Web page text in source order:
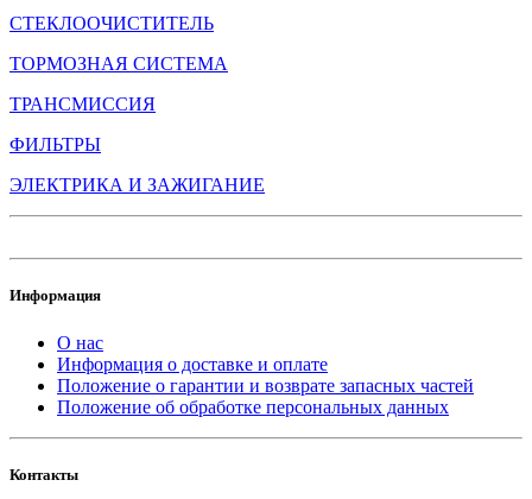
СТЕКЛООЧИСТИТЕЛЬ
ТОРМОЗНАЯ СИСТЕМА
ТРАНСМИССИЯ
ФИЛЬТРЫ
ЭЛЕКТРИКА И ЗАЖИГАНИЕ
Информация
О нас
Информация о доставке и оплате
Положение о гарантии и возврате запасных частей
Положение об обработке персональных данных
Контакты